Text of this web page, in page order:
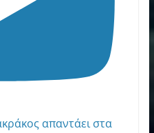
απαντάει στα